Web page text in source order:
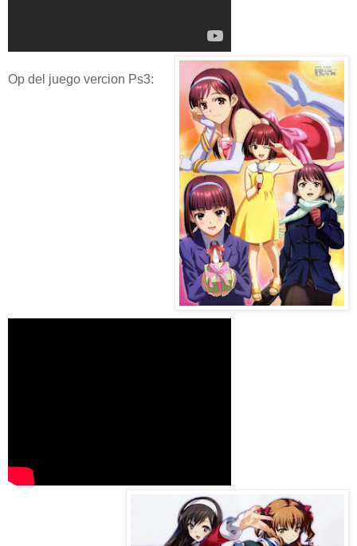
Op del juego vercion Ps3: